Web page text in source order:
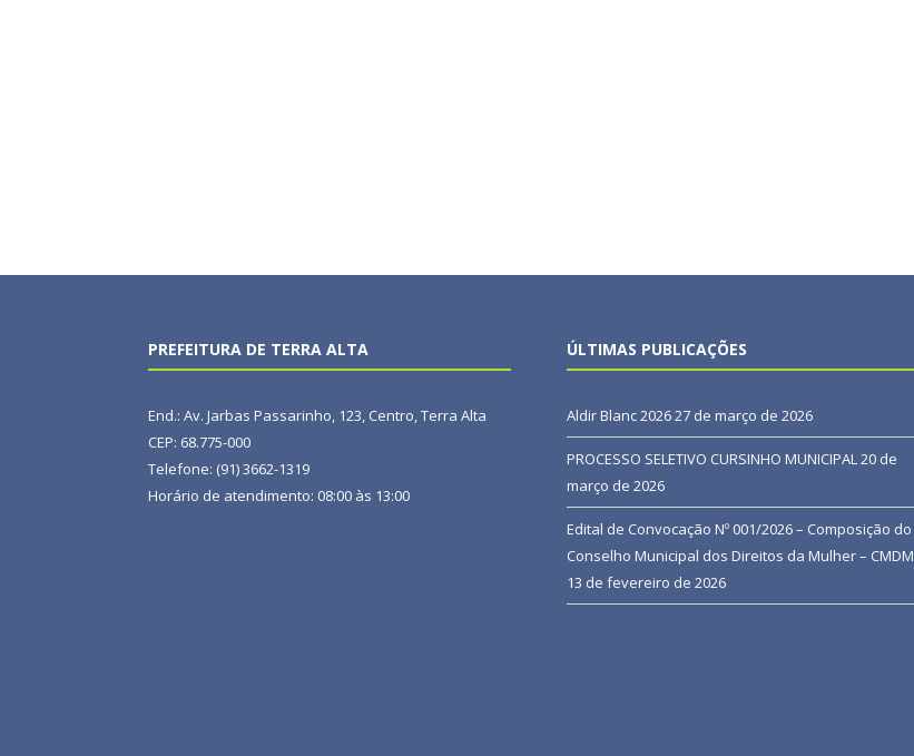
PREFEITURA DE TERRA ALTA
End.: Av. Jarbas Passarinho, 123, Centro, Terra Alta
CEP: 68.775-000
Telefone: (91) 3662-1319
Horário de atendimento: 08:00 às 13:00
ÚLTIMAS PUBLICAÇÕES
Aldir Blanc 202627 de março de 2026
PROCESSO SELETIVO CURSINHO MUNICIPAL20 de
março de 2026
Edital de Convocação Nº 001/2026 – Composição do
Conselho Municipal dos Direitos da Mulher – CMDM
13 de fevereiro de 2026